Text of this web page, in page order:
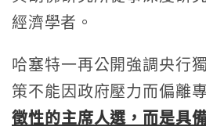
經濟學者。
哈塞特一再公開強調央行
策不能因政府壓力而偏離
徵性的主席人選，而是具